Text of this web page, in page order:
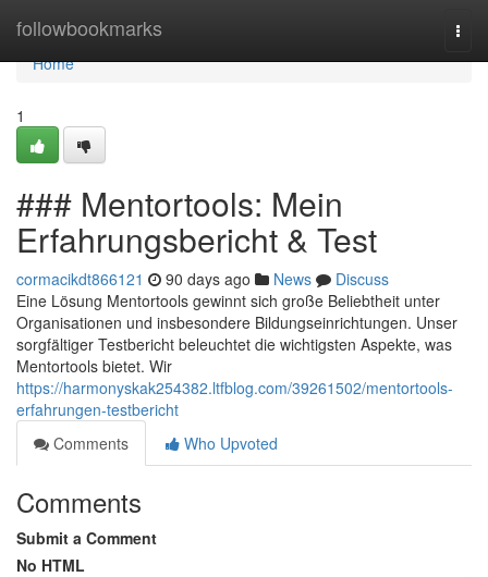
followbookmarks
Home
Home
1
### Mentortools: Mein
Erfahrungsbericht & Test
cormacikdt866121 90 days ago News
Discuss
Eine Lösung Mentortools gewinnt sich große Beliebtheit unter
Organisationen und insbesondere Bildungseinrichtungen. Unser
sorgfältiger Testbericht beleuchtet die wichtigsten Aspekte, was
Mentortools bietet. Wir
https://harmonyskak254382.ltfblog.com/39261502/mentortools-
erfahrungen-testbericht
Comments
Who Upvoted
Comments
Submit a Comment
No HTML